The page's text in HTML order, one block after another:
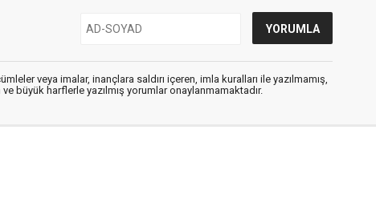
veya imalar, inançlara saldırı içeren, imla kuralları ile yazılmamış,
büyük harflerle yazılmış yorumlar onaylanmamaktadır.